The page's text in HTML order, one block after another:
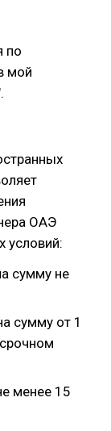
по
мой
ОАЭ
условий:
сумму не
сумму от 1
менее 15